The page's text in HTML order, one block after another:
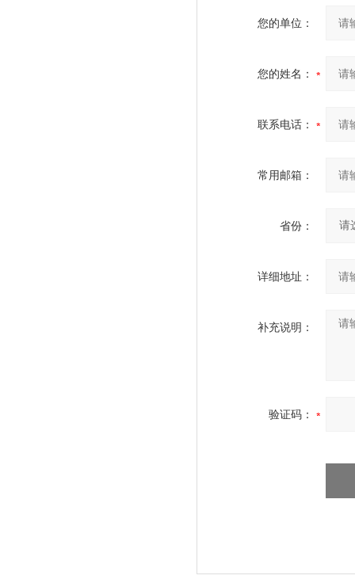
您的单位：
您的姓名：
联系电话：
常用邮箱：
省份：
详细地址：
补充说明：
验证码：